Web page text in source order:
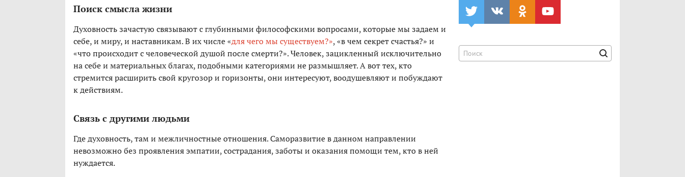
Поиск смысла жизни
Духовность зачастую связывают с глубинными философскими вопросами, которые мы задаем и
себе, и миру, и наставникам. В их числе «для чего мы существуем?», «в чем секрет счастья?» и
«что происходит с человеческой душой после смерти?». Человек, зацикленный исключительно
на себе и материальных благах, подобными категориями не размышляет. А вот тех, кто
стремится расширить свой кругозор и горизонты, они интересуют, воодушевляют и побуждают
к действиям.
Связь с другими людьми
Где духовность, там и межличностные отношения. Саморазвитие в данном направлении
невозможно без проявления эмпатии, сострадания, заботы и оказания помощи тем, кто в ней
нуждается.